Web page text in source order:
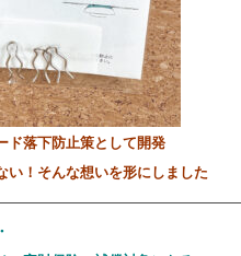
ド落下防止策として開発
い！そんな想いを形にしました